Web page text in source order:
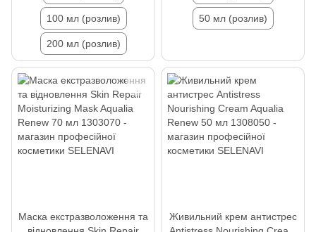
100 мл (розлив)
200 мл (розлив)
50 мл (розлив)
Маска екстразволоження та
Живильний крем антистрес